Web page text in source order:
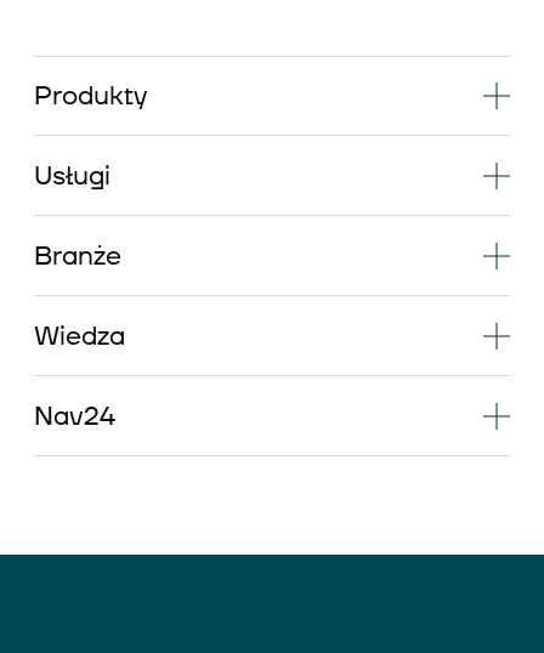
Produkty
Usługi
Branże
Wiedza
Nav24